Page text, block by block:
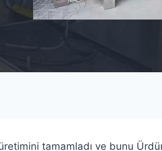
tamamladı ve bunu